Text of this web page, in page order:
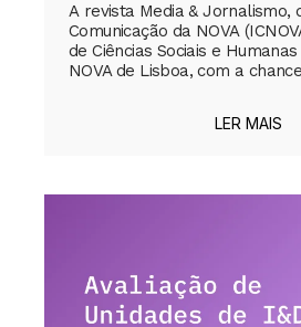
A revista Media & Jornalismo,
Comunicação da NOVA
de Ciências Sociais e
NOVA de Lisboa, com a
LER MAIS